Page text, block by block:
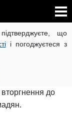
що
і погоджуєтеся з
про початок
України.
до